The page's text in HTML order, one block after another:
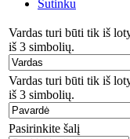
Sutinku
Vardas turi būti tik iš
iš 3 simbolių.
Vardas turi būti tik iš
iš 3 simbolių.
Pasirinkite šalį